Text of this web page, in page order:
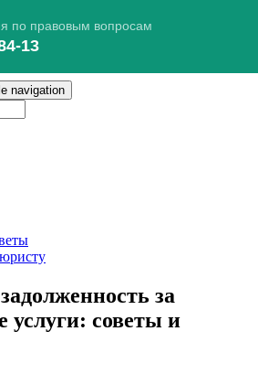
navigation
за
советы и